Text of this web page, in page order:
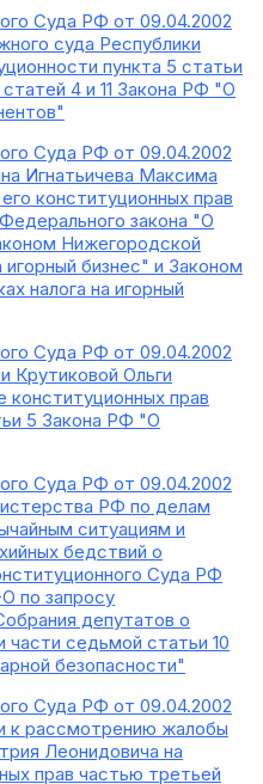
Суда РФ от 09.04.2002
суда Республики
пункта 5 статьи
4 и 11 Закона РФ "О
Суда РФ от 09.04.2002
Игнатьичева Максима
конституционных прав
закона "О
Нижегородской
бизнес" и Законом
налога на игорный
Суда РФ от 09.04.2002
Крутиковой Ольги
конституционных прав
5 Закона РФ "О
Суда РФ от 09.04.2002
РФ по делам
ситуациям и
бедствий о
Суда РФ
по запросу
депутатов о
части седьмой статьи 10
безопасности"
Суда РФ от 09.04.2002
к рассмотрению жалобы
Леонидовича на
прав частью третьей